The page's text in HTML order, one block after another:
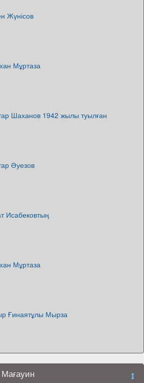
Жүнісов
Мұртаза
Шаханов 1942 жылы туылған
Әуезов
Исабековтың
Мұртаза
Ғинаятұлы Мырза